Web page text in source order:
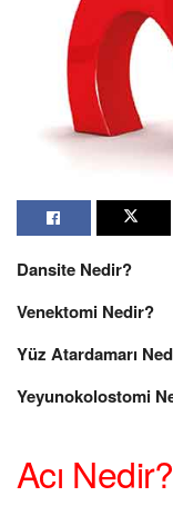
Dansite Nedir?
Venektomi Nedir?
Yüz Atardamarı
Yeyunokolostomi
Acı Nedir?